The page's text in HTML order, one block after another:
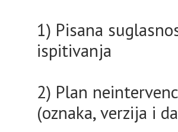
1) Pisana
ispitivanja
2) Plan
(oznaka, verzija i